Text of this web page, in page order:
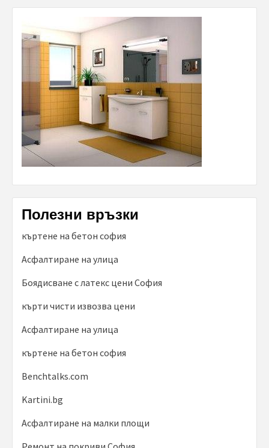
Полезни връзки
къртене на бетон софия
Асфалтиране на улица
Боядисване с латекс цени София
кърти чисти извозва цени
Асфалтиране на улица
къртене на бетон софия
Benchtalks.com
Kartini.bg
Асфалтиране на малки площи